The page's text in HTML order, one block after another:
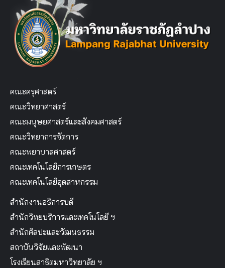
คณะครุศาสตร์
คณะวิทยาศาสตร์
คณะมนุษยศาสตร์และสังคมศาสตร์
คณะวิทยาการจัดการ
คณะพยาบาลศาสตร์
คณะเทคโนโลยีการเกษตร
คณะเทคโนโลยีอุตสาหกรรม
สำนักงานอธิการบดี
สำนักวิทยบริการและเทคโนโลยี ฯ
สำนักศิลปะและวัฒนธรรม
สถาบันวิจัยและพัฒนา
โรงเรียนสาธิตมหาวิทยาลัย ฯ